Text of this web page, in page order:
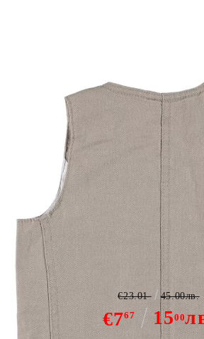
Name it Hansi
€767 1500
€23.01 45.00лв.